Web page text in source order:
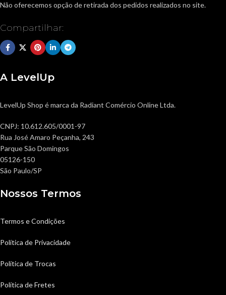
mantêm o PC refrigerado e com estilo
Não oferecemos opção de retirada dos pedidos realizados no site.
Compartilhar:
A LevelUp
LevelUp Shop é marca da Radiant Comércio Online Ltda.
CNPJ: 10.612.605/0001-97
Rua José Amaro Peçanha, 243
Parque São Domingos
05126-150
São Paulo/SP
Nossos Termos
Termos e Condições
Política de Privacidade
Política de Trocas
Política de Fretes